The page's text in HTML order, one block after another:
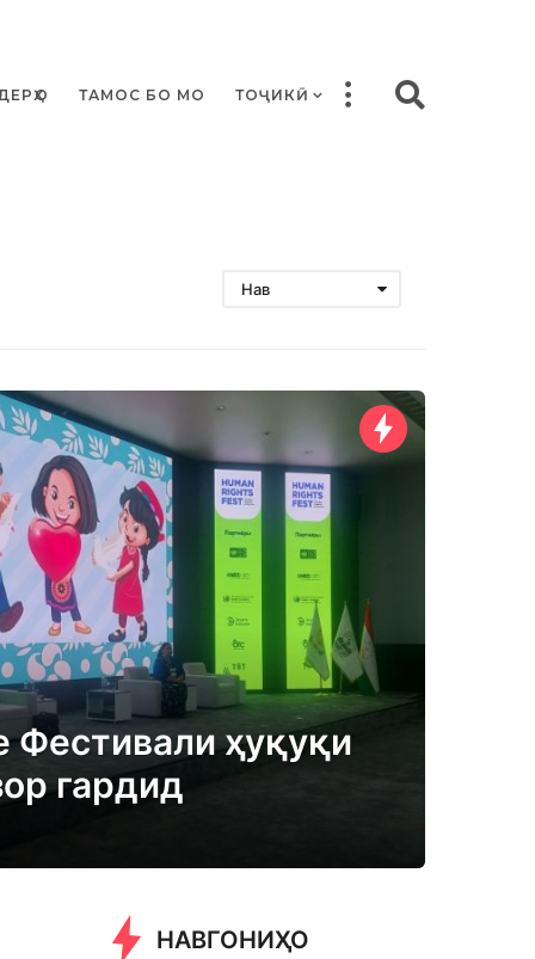
ТАМОС БО МО ТОҶИКӢ
Нав
ҳуқуқи
гардид
НАВГОНИҲО